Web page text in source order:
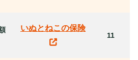
いぬとねこの保険
11